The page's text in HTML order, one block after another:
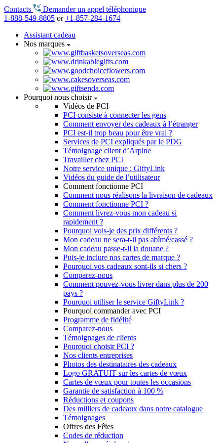
Contacts
Demander un appel téléphonique
1-888-549-8805 or+1-857-284-1674
Assistant cadeau
Nos marques
Pourquoi nous choisir
Vidéos de PCI
PCI consiste à connecter les gens
Comment envoyer des cadeaux à l’étranger
PCI est-il trop beau pour être vrai ?
Services de PCI expliqués par le PDG
Témoignage client d’Arpine
Travailler chez PCI
Notre service unique : GiftyLink
Vidéos du guide de l’utilisateur
Comment fonctionne PCI
Comment nous réalisons la livraison de cadeaux
Comment fonctionne PCI ?
Comment livrez-vous mon cadeau si
rapidement ?
Pourquoi vois-je des prix différents ?
Mon cadeau ne sera-t-il pas abîmé/cassé ?
Mon cadeau passe-t-il la douane ?
Puis-je inclure nos cartes de marque ?
Pourquoi vos cadeaux sont-ils si chers ?
Comparez-nous
Comment pouvez-vous livrer dans plus de 200
pays ?
Pourquoi utiliser le service GiftyLink ?
Pourquoi commander avec PCI
Programme de fidélité
Comparez-nous
Témoignages de clients
Pourquoi choisir PCI ?
Nos clients entreprises
Photos des destinataires des cadeaux
Logo GRATUIT sur les cartes de vœux
Cartes de vœux pour toutes les occasions
Garantie de satisfaction à 100 %
Réductions et coupons
Des milliers de cadeaux dans notre catalogue
Témoignages
Offres des Fêtes
Codes de réduction